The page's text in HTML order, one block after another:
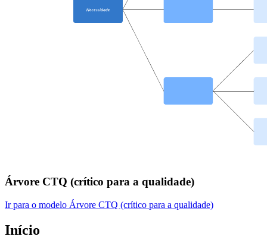
Árvore CTQ (crítico para a qualidade)
Ir para o modelo Árvore CTQ (crítico para a qualidade)
Início